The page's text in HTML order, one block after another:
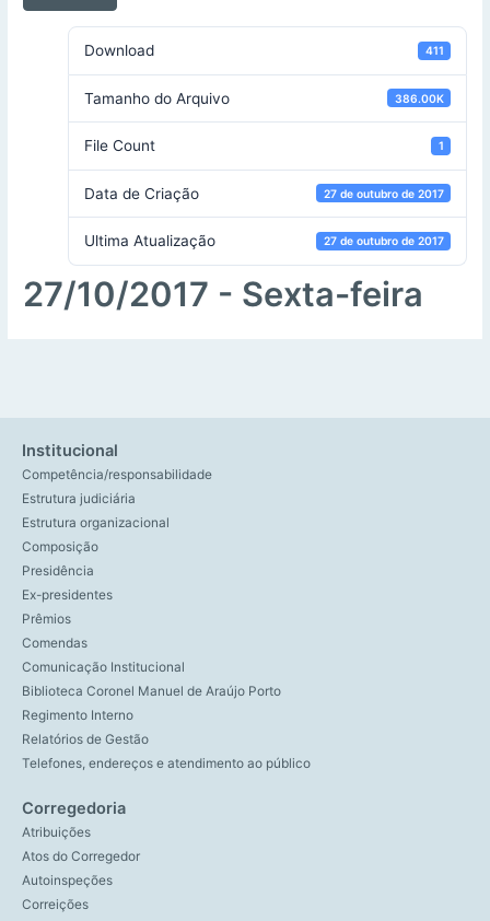
Download 411
Tamanho do Arquivo 386.00K
File Count 1
Data de Criação 27 de outubro de 2017
Ultima Atualização 27 de outubro de 2017
27/10/2017 - Sexta-feira
Institucional
Competência/responsabilidade
Estrutura judiciária
Estrutura organizacional
Composição
Presidência
Ex-presidentes
Prêmios
Comendas
Comunicação Institucional
Biblioteca Coronel Manuel de Araújo Porto
Regimento Interno
Relatórios de Gestão
Telefones, endereços e atendimento ao público
Corregedoria
Atribuições
Atos do Corregedor
Autoinspeções
Correições